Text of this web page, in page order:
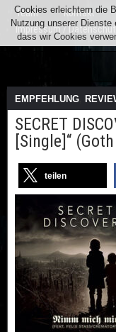
Team Kontakt
Impressum /
EMPFEHLUNG
SECRET
[Single]“
teilen
Cookies erleichtern die
Nutzung unserer
dass wir Cookies